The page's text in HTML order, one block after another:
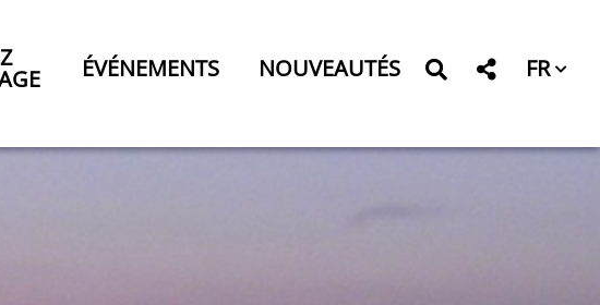
ÉVÉNEMENTS NOUVEAUTÉS FR